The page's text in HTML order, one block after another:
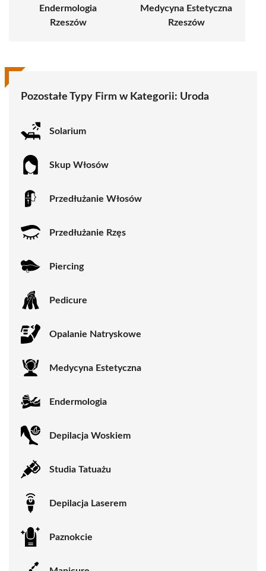
Endermologia
Rzeszów
Medycyna Estetyczna
Rzeszów
Pozostałe Typy Firm w Kategorii: Uroda
Solarium
Skup Włosów
Przedłużanie Włosów
Przedłużanie Rzęs
Piercing
Pedicure
Opalanie Natryskowe
Medycyna Estetyczna
Endermologia
Depilacja Woskiem
Studia Tatuażu
Depilacja Laserem
Paznokcie